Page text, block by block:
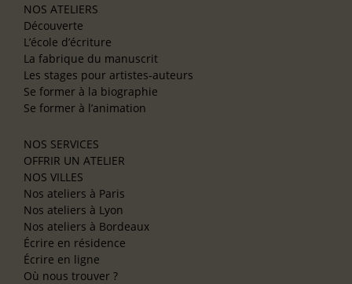
NOS ATELIERS
Découverte
L’école d’écriture
La fabrique du manuscrit
Les stages pour artistes-auteurs
Se former à la biographie
Se former à l’animation
NOS SERVICES
OFFRIR UN ATELIER
NOS VILLES
Nos ateliers à Paris
Nos ateliers à Lyon
Nos ateliers à Bordeaux
Écrire en résidence
Écrire en ligne
Où nous trouver ?